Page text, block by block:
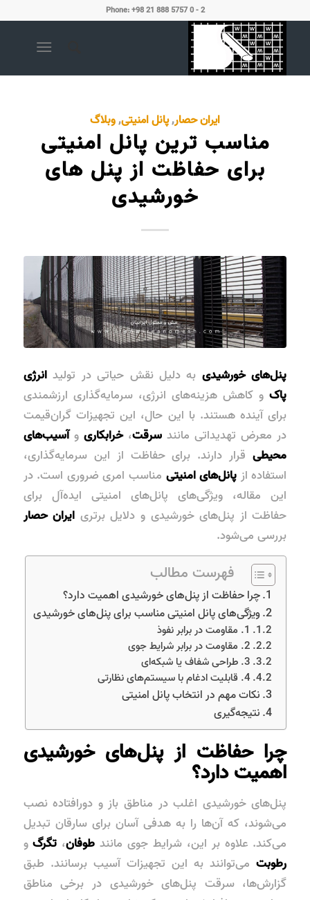
Phone: +98 21 888 5757 0 - 2
ایران حصار,پانل امنیتی,وبلاگ
مناسب ترین پانل امنیتی
برای حفاظت از پنل های
خورشیدی
پنل‌های خورشیدی به دلیل نقش حیاتی در تولیدانرژی
پاکو کاهش هزینه‌های انرژی، سرمایه‌گذاری ارزشمندی
برای آینده هستند. با این حال، این تجهیزات گران‌قیمت
در معرض تهدیداتی مانندسرقت،خرابکاری وآسیب‌های
محیطیقرار دارند. برای حفاظت از این سرمایه‌گذاری،
استفاده از پانل‌های امنیتی مناسب امری ضروری است. در
این مقاله، ویژگی‌های پانل‌های امنیتی ایده‌آل برای
حفاظت از پنل‌های خورشیدی و دلایل برتری ایران حصار
بررسی می‌شود.
فهرست مطالب
چرا حفاظت از پنل‌های خورشیدی اهمیت دارد؟
ویژگی‌های پانل امنیتی مناسب برای پنل‌های خورشیدی
1. مقاومت در برابر نفوذ
2. مقاومت در برابر شرایط جوی
3. طراحی شفاف یا شبکه‌ای
4. قابلیت ادغام با سیستم‌های نظارتی
نکات مهم در انتخاب پانل امنیتی
نتیجه‌گیری
چرا حفاظت از پنل‌های خورشیدی
اهمیت دارد؟
پنل‌های خورشیدی اغلب در مناطق باز و دورافتاده نصب
می‌شوند، که آن‌ها را به هدفی آسان برای سارقان تبدیل
می‌کند. علاوه بر این، شرایط جوی مانند طوفان، تگرگو
رطوبتمی‌توانند به این تجهیزات آسیب برسانند. طبق
گزارش‌ها، سرقت پنل‌های خورشیدی در برخی مناطق